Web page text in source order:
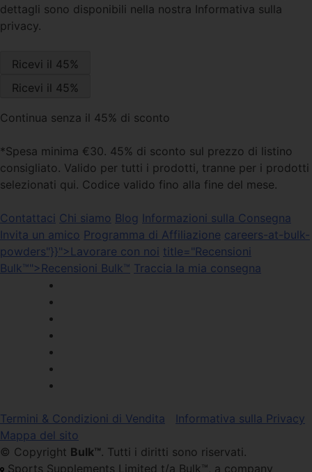
dettagli sono disponibili nella nostra Informativa sulla
privacy.
Continua senza il 45% di sconto
*Spesa minima €30. 45% di sconto sul prezzo di listino
consigliato. Valido per tutti i prodotti, tranne per i prodotti
selezionati qui. Codice valido fino alla fine del mese.
Contattaci Chi siamo Blog Informazioni sulla Consegna
Invita un amico Programma di Affiliazione careers-at-bulk-
powders"}}">Lavorare con noi title="Recensioni
Bulk™">Recensioni Bulk™ Traccia la mia consegna
Termini & Condizioni di Vendita
Informativa sulla Privacy
Mappa del sito
© Copyright Bulk™. Tutti i diritti sono riservati.
Sports Supplements Limited t/a Bulk™, a company